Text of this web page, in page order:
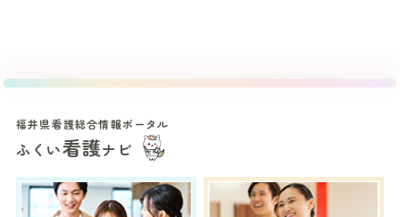
福井県看護総合情報ポータル
ふくい看護ナビ